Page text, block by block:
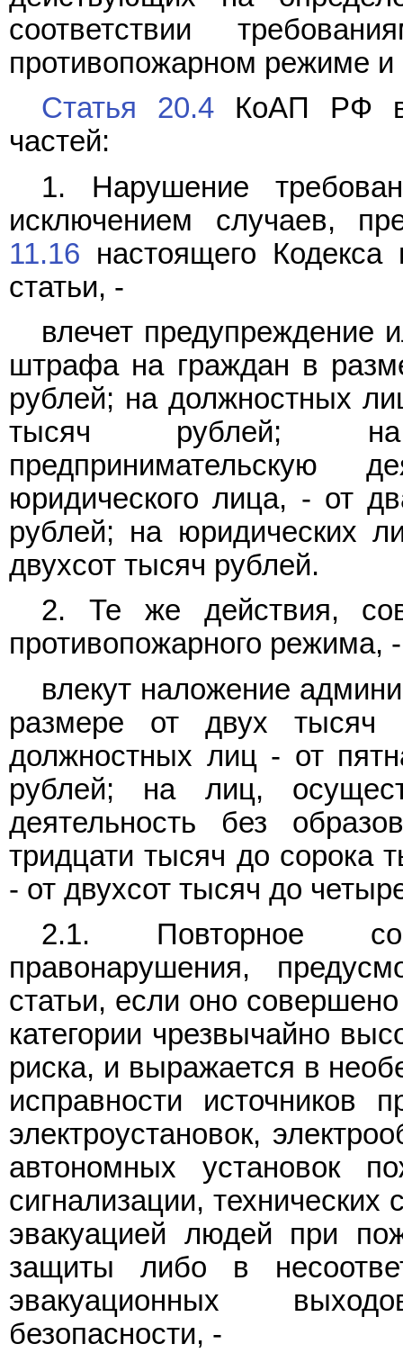
соответствии
противопожарном режиме
Статья 20.4КоАП РФ в
частей:
1. Нарушение
исключением случаев,
11.16 настоящего
статьи, -
влечет предупреждение
штрафа на граждан в
рублей; на должностных
тысяч рублей;
предпринимательскую
юридического лица, - от
рублей; на юридических
двухсот тысяч рублей.
2. Те же действия,
противопожарного режима, -
влекут наложение
размере от двух
должностных лиц - от
рублей; на лиц,
деятельность без
тридцати тысяч до сорока
- от двухсот тысяч до
2.1. Повторное
правонарушения,
статьи, если оно
категории чрезвычайно
риска, и выражается в
исправности источников
электроустановок,
автономных установок
сигнализации,
эвакуацией людей при
защиты либо в
эвакуационных
безопасности, -